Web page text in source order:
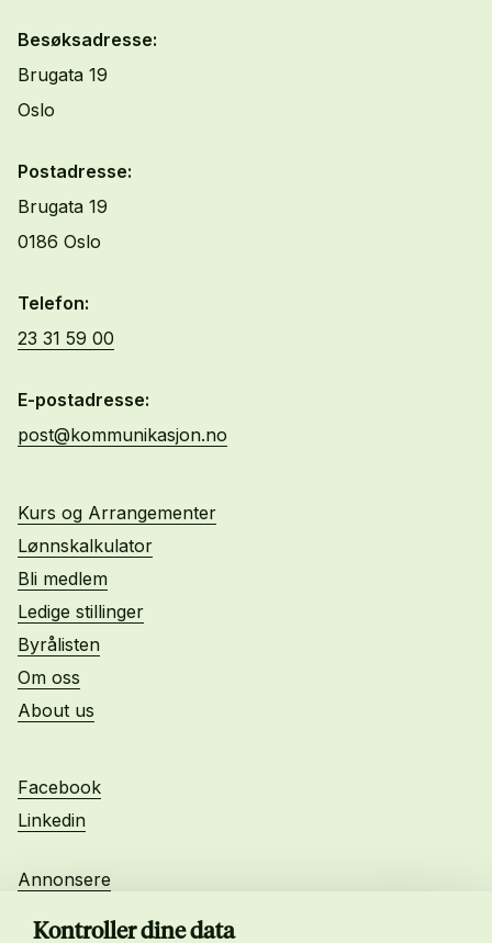
Kontroller dine data
Besøksadresse:
Brugata 19
Oslo
Postadresse:
Brugata 19
0186 Oslo
Telefon:
23 31 59 00
E-postadresse:
post@kommunikasjon.no
Kurs og Arrangementer
Lønnskalkulator
Bli medlem
Ledige stillinger
Byrålisten
Om oss
About us
Facebook
Linkedin
Annonsere